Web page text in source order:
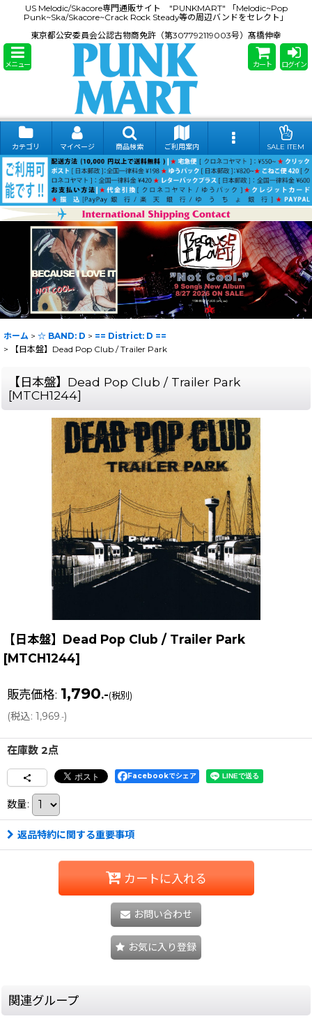
US Melodic/Skacore専門通販サイト "PUNKMART" 「Melodic~Pop
Punk~Ska/Skacore~Crack Rock Steady等の周辺バンドをセレクト」
東京都公安委員会公認古物商免許（第307792119003号）髙橋伸幸
メニュー カート ログイン
カテゴリ マイページ 商品検索 ご利用案内 SALE ITEM
ホーム > ☆ BAND: D > == District: D ==
>
【日本盤】Dead Pop Club / Trailer Park
【日本盤】Dead Pop Club / Trailer Park
[MTCH1244]
【日本盤】Dead Pop Club / Trailer Park
[MTCH1244]
販売価格: 1,790.-(税別)
(税込: 1,969.-)
在庫数 2点
Facebookでシェア
数量:
返品特約に関する重要事項
カートに入れる
お問い合わせ
お気に入り登録
関連グループ